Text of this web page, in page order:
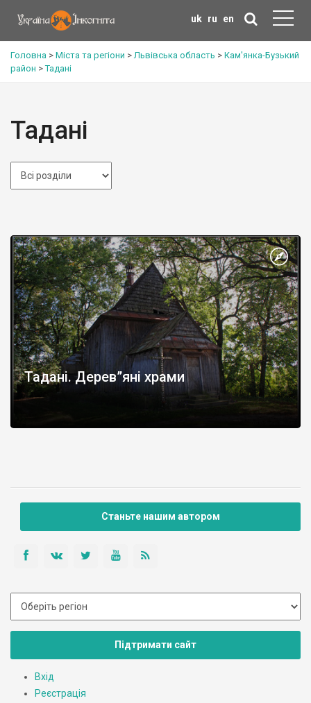
uk ru en
Головна > Міста та регіони >Львівська область > Кам'янка-Бузький
район >Тадані
Тадані
Тадані. Дерев”яні храми
Станьте нашим автором
Підтримати сайт
Вхід
Реєстрація